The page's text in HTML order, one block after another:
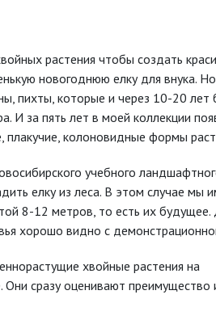
растения чтобы создать
новогоднюю елку для внука.
пихты, которые и через 10-20 лет
И за пять лет в моей коллекции
плакучие, колоновидные формы
учебного
елку из леса. В этом случае мы
8-12 метров, то есть их будущее.
хорошо видно с
хвойные растения на
сразу оценивают преимущество